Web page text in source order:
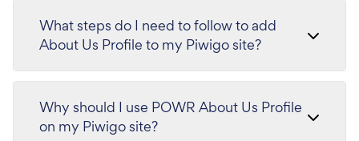
What steps do I need to follow to add
About Us Profile to my Piwigo site?
Why should I use POWR About Us Profile
on my Piwigo site?